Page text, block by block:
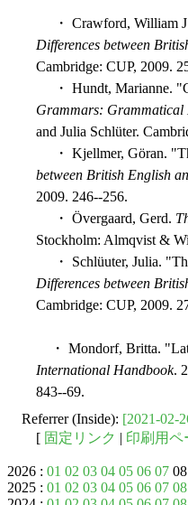
・ Crawford, William
Differences between
Cambridge: CUP, 2009.
・ Hundt, Marianne.
Grammars: Grammatical
and Julia Schlüter.
・ Kjellmer, Göran.
between British English
2009. 246--256.
・ Övergaard, Gerd.
Stockholm: Almqvist &
・ Schlüuter, Julia.
Differences between
Cambridge: CUP, 2009.
・ Mondorf, Britta.
International Handbook.
843--69.
Referrer (Inside): [2021-02-
[ 固定リンク | 印刷用ペ
2026 : 01 02 03 04 05 06 07
2025 : 01 02 03 04 05 06 07 08